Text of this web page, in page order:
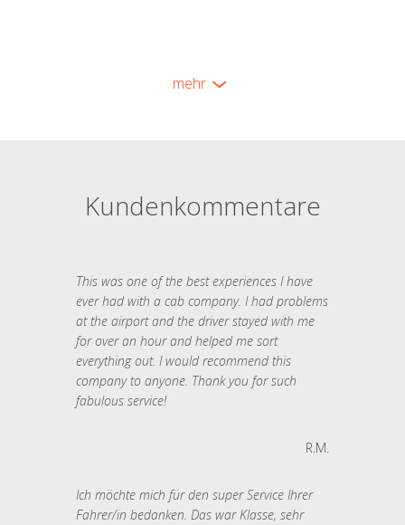
mehr
Kundenkommentare
This was one of the best experiences I have
ever had with a cab company. I had problems
at the airport and the driver stayed with me
for over an hour and helped me sort
everything out. I would recommend this
company to anyone. Thank you for such
fabulous service!
R.M.
Ich möchte mich für den super Service Ihrer
Fahrer/in bedanken. Das war Klasse, sehr